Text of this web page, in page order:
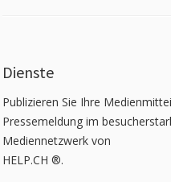
Dienste
Publizieren Sie Ihre
Pressemeldung im
Mediennetzwerk von
HELP.CH ®.